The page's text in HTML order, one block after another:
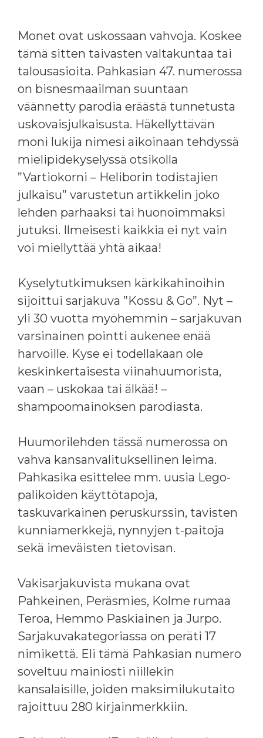
Monet ovat uskossaan vahvoja. Koskee
tämä sitten taivasten valtakuntaa tai
talousasioita. Pahkasian 47. numerossa
on bisnesmaailman suuntaan
väännetty parodia eräästä tunnetusta
uskovaisjulkaisusta. Häkellyttävän
moni lukija nimesi aikoinaan tehdyssä
mielipidekyselyssä otsikolla
”Vartiokorni – Heliborin todistajien
julkaisu” varustetun artikkelin joko
lehden parhaaksi tai huonoimmaksi
jutuksi. Ilmeisesti kaikkia ei nyt vain
voi miellyttää yhtä aikaa!
Kyselytutkimuksen kärkikahinoihin
sijoittui sarjakuva ”Kossu & Go”. Nyt –
yli 30 vuotta myöhemmin – sarjakuvan
varsinainen pointti aukenee enää
harvoille. Kyse ei todellakaan ole
keskinkertaisesta viinahuumorista,
vaan – uskokaa tai älkää! –
shampoomainoksen parodiasta.
Huumorilehden tässä numerossa on
vahva kansanvalituksellinen leima.
Pahkasika esittelee mm. uusia Lego-
palikoiden käyttötapoja,
taskuvarkainen peruskurssin, tavisten
kunniamerkkejä, nynnyjen t-paitoja
sekä imeväisten tietovisan.
Vakisarjakuvista mukana ovat
Pahkeinen, Peräsmies, Kolme rumaa
Teroa, Hemmo Paskiainen ja Jurpo.
Sarjakuvakategoriassa on peräti 17
nimikettä. Eli tämä Pahkasian numero
soveltuu mainiosti niillekin
kansalaisille, joiden maksimilukutaito
rajoittuu 280 kirjainmerkkiin.